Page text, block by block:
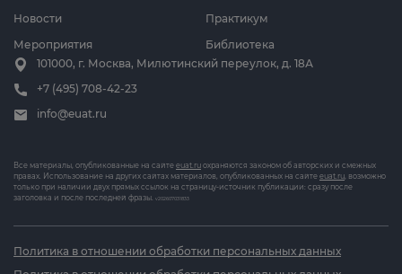
Новости
Мероприятия
Практикум
Библиотека
101000, г. Москва, Милютинский переулок, д. 18А
+7 (495) 708-42-23
info@euat.ru
Все материалы, опубликованные на сайте euat.ru охраняются законом об авторских и смежных
правах. Использование на других сайтах материалов, опубликованных на сайте euat.ru, возможно
только при наличии двух прямых ссылок на страницу-источник публикации: сразу после
заголовка и после последней фразы. v202607031833
Политика в отношении обработки персональных данных